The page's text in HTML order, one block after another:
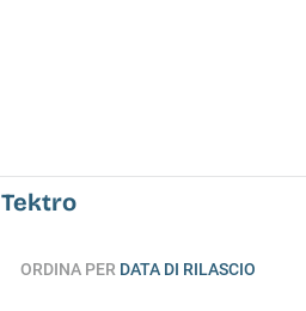
Tektro
ORDINA PER DATA DI RILASCIO